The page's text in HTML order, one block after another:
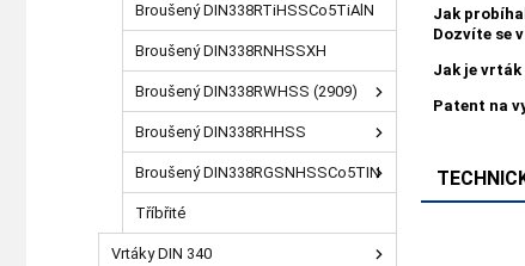
Jak
Dozvíte se
Jak je
Patent na
Broušený DIN338RTiHSSCo5TiAlN
Broušený DIN338RNHSSXH
Broušený DIN338RWHSS (2909)
Broušený DIN338RHHSS
Broušený DIN338RGSNHSSCo5TIN
Tříbřité
Vrtáky DIN 340